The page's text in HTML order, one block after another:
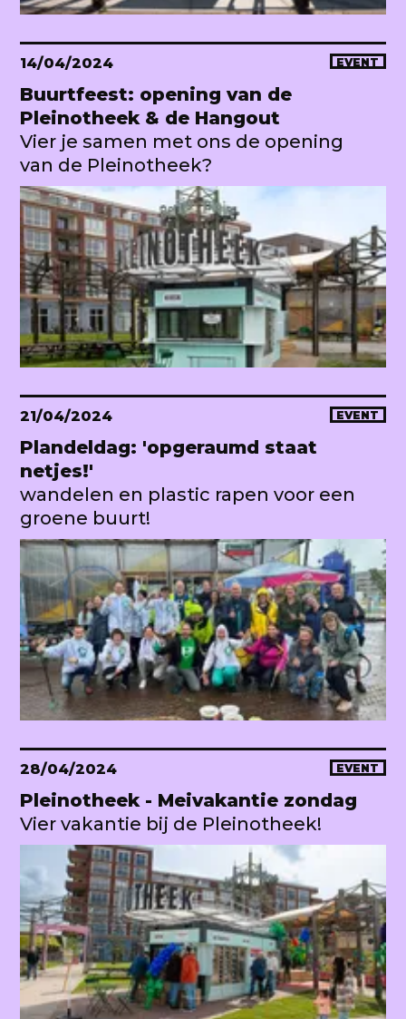
14/04/2024 EVENT
Buurtfeest: opening van de
Pleinotheek & de Hangout
Vier je samen met ons de opening
van de Pleinotheek?
21/04/2024 EVENT
Plandeldag: 'opgeraumd staat
netjes!'
wandelen en plastic rapen voor een
groene buurt!
28/04/2024 EVENT
Pleinotheek - Meivakantie zondag
Vier vakantie bij de Pleinotheek!